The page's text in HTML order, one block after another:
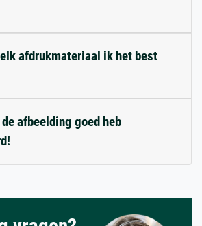
afdrukmateriaal ik het best
afbeelding goed heb